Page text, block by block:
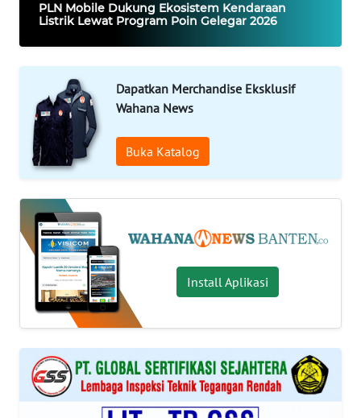
PLN Mobile Dukung Ekosistem Kendaraan
Listrik Lewat Program Poin Gelegar 2026
Dapatkan Merchandise Eksklusif
Wahana News
Buka Katalog
Install Aplikasi
INDEKS
BERITA
KONTAK
INFO
IKLAN
TENTANG
KAMI
PEDOMAN
MEDIA
SIBER